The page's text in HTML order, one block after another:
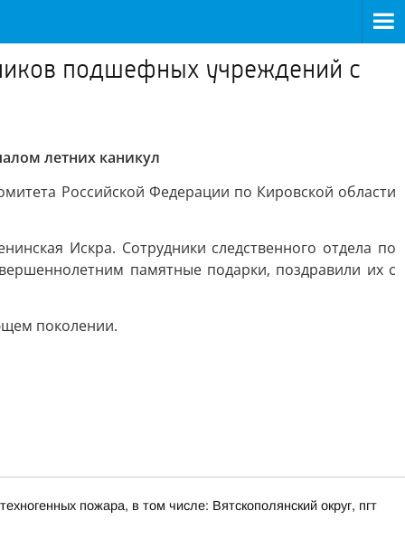
подшефных учреждений с
летних каникул
Российской Федерации по Кировской области
Искра. Сотрудники следственного отдела по
памятные подарки, поздравили их с
поколении.
пожара, в том числе: Вятскополянский округ, пгт